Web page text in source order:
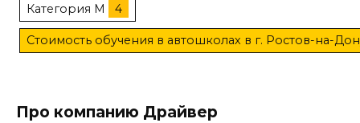
Категория M 4
Стоимость обучения в автошколах в г. Ростов-на-
Про компанию Драйвер